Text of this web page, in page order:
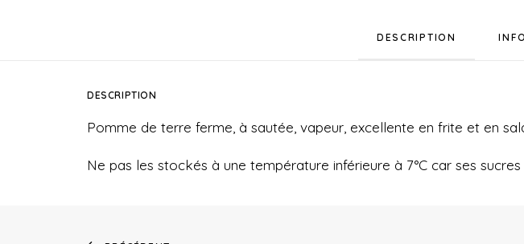
DESCRIPTION
DESCRIPTION
Pomme de terre ferme, à sautée, vapeur, excellente en frite et en
Ne pas les stockés à une température inférieure à 7°C car ses